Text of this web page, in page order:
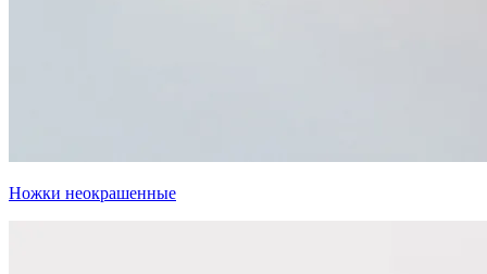
Ножки неокрашенные